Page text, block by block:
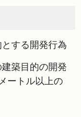
する開発行為
築目的の開発
ートル以上の